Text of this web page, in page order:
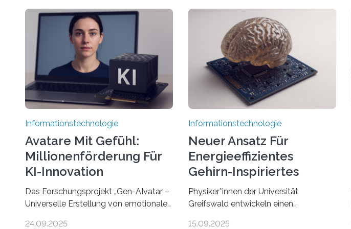
Informationstechnologie
Avatare Mit Gefühl:
Millionenförderung Für
KI-Innovation
Das Forschungsprojekt „Gen-AIvatar –
Universelle Erstellung von emotionalen
24.09.2025
Informationstechnologie
Neuer Ansatz Für
Energieeffizientes
Gehirn-Inspiriertes
Rechnen
Physiker*innen der Universität
Greifswald entwickeln einen
15.09.2025